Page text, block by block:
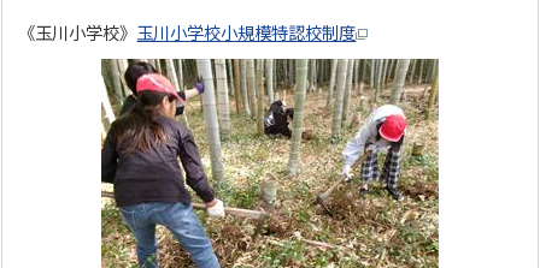
《玉川小学校》 玉川小学校小規模特認校制度